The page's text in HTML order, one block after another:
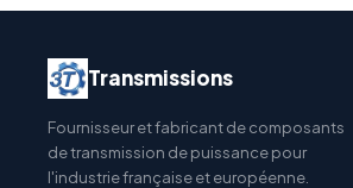
Transmissions
Fournisseur et fabricant de composants
de transmission de puissance pour
l'industrie française et européenne.